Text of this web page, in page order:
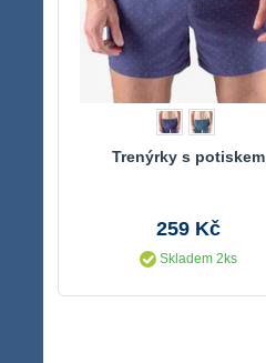
Trenýrky s potiskem
259 Kč
Skladem 2ks